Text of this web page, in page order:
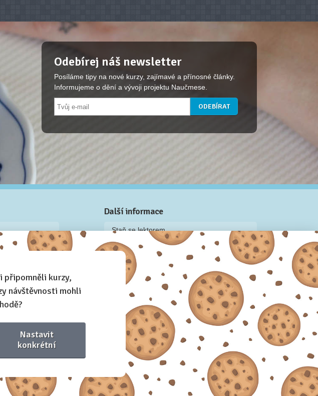
Odebírej náš newsletter
Posíláme tipy na nové kurzy, zajímavé a přínosné články.
Informujeme o dění a vývoji projektu Naučmese.
a články
Další informace
Staň se lektorem
Video: Jak připravit kurz na Naučmese
Často kladené dotazy
Dárkové poukazy
Podmínky užívání
Obchodní podmínky
Zásady používání cookie souborů
Pravidla ochrany osobních údajů
Naučmese, 2012-2026. Sdílíme dovednosti, offline i online.
připomněli kurzy,
návštěvnosti mohli
Nastavit
konkrétní